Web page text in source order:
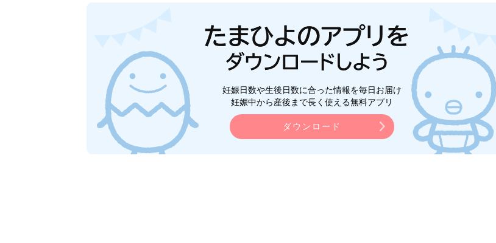
妊娠日数や生後日数に合った情報を毎日お届け
妊娠中から産後まで長く使える無料アプリ
ダウンロード